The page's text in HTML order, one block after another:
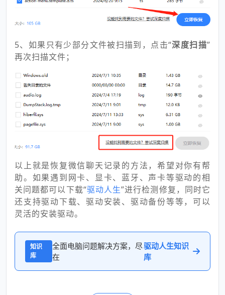
5、如果只有少部分文件被扫描到，点击“深度扫描”
再次扫描文件；
以上就是恢复微信聊天记录的方法，希望对你有帮
助。如果遇到网卡、显卡、蓝牙、声卡等驱动的相
关问题都可以下载“驱动人生”进行检测修复，同时它
还支持驱动下载、驱动安装、驱动备份等等，可以
灵活的安装驱动。
知识
库
全面电脑问题解决方案，尽
在
驱动人生知识
库